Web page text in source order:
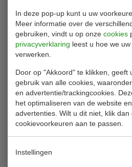
In deze pop-up kunt u uw
Meer informatie over de
gebruiken, vindt u op onze cookies
privacyverklaring leest u hoe we
verwerken.
Door op "Akkoord" te klikken, geeft
gebruik van alle cookies,
en advertentie/trackingcookies.
het optimaliseren van de website
advertenties. Wilt u dit niet, klik
cookievoorkeuren aan te passen.
Instellingen